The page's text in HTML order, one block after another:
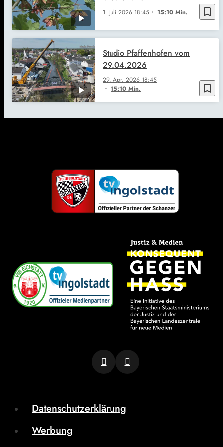
bookmark_border
1. Juli 2026 18:45 15:10 Min.
bookmark_border
29. Apr. 2026 18:45
15:10 Min.
Studio Pfaffenhofen vom
29.04.2026
Datenschutzerklärung
Werbung